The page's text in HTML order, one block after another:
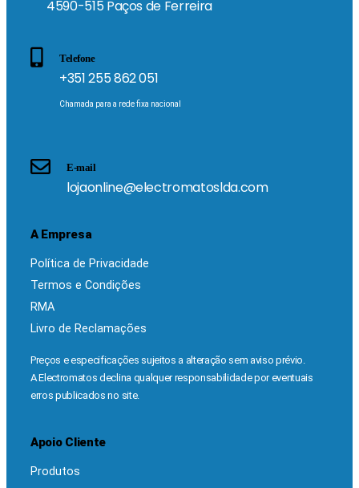
4590-515 Paços de Ferreira
Telefone
+351 255 862 051
Chamada para a rede fixa nacional
E-mail
lojaonline@electromatoslda.com
A Empresa
Política de Privacidade
Termos e Condições
RMA
Livro de Reclamações
Preços e especificações sujeitos a alteração sem aviso prévio.
A Electromatos declina qualquer responsabilidade por eventuais
erros publicados no site.
Apoio Cliente
Produtos